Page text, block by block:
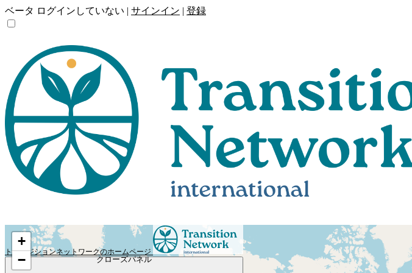
ベータ ログインしていない | サインイン | 登録
トランジションネットワークのホームページ
クローズパネル
+
−